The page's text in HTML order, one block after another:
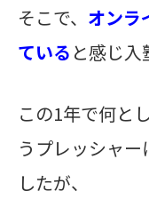
そこで、 オンラ
ている と感じ入
この1年で何と
うプレッシャ
したが、